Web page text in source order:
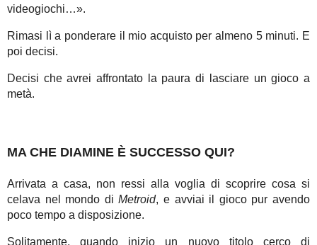
videogiochi…».
Rimasi lì a ponderare il mio acquisto per almeno 5 minuti. E
poi decisi.
Decisi che avrei affrontato la paura di lasciare un gioco a
metà.
MA CHE DIAMINE È SUCCESSO QUI?
Arrivata a casa, non ressi alla voglia di scoprire cosa si
celava nel mondo diMetroid, e avviai il gioco pur avendo
poco tempo a disposizione.
Solitamente, quando inizio un nuovo titolo cerco di